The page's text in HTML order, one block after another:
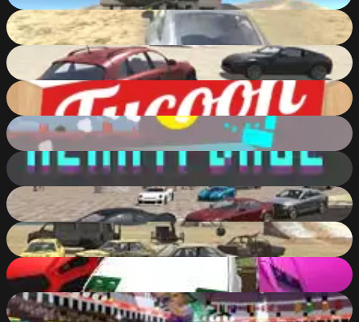
Derby Crash 2
92%
Derby Crash
92
Ant Art Tycoon
92
Ball Or Nothing
92
Heart Forge
92
%
SplatPed 2
91%
Scrap Metal 5
91%
Monster Smash Cars
91%
Basketball.io